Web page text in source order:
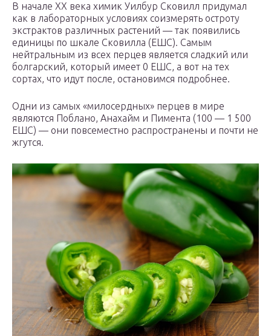
В начале XX века химик Уилбур Сковилл придумал
как в лабораторных условиях соизмерять остроту
экстрактов различных растений — так появились
единицы по шкале Сковилла (ЕШС). Самым
нейтральным из всех перцев является сладкий или
болгарский, который имеет 0 ЕШС, а вот на тех
сортах, что идут после, остановимся подробнее.
Одни из самых «милосердных» перцев в мире
являются Поблано, Анахайм и Пимента (100 — 1 500
ЕШС) — они повсеместно распространены и почти не
жгутся.